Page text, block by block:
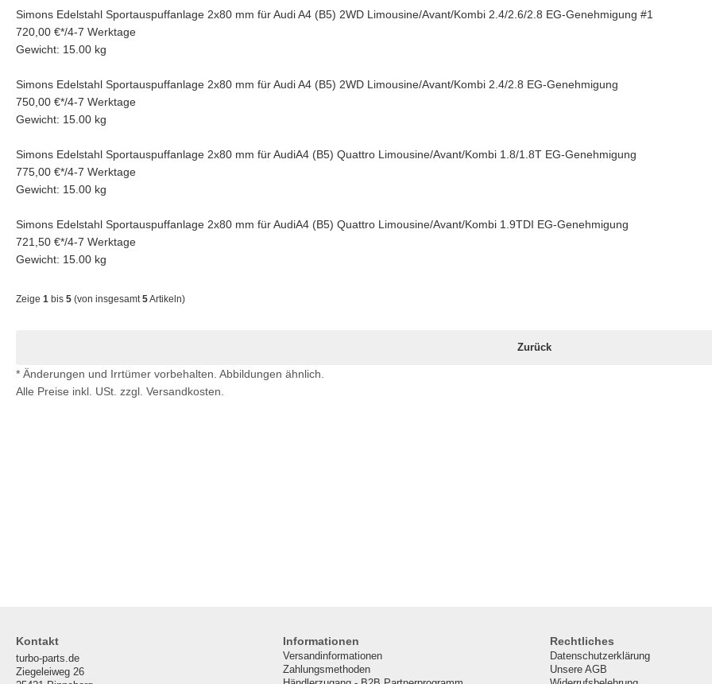
Simons Edelstahl Sportauspuffanlage 2x80 mm für Audi A4 (B5) 2WD Limousine/Avant/Kombi 2.4/2.6/2.8 EG-Genehmigung #1
720,00 €*/4-7 Werktage
Gewicht: 15.00 kg
Simons Edelstahl Sportauspuffanlage 2x80 mm für Audi A4 (B5) 2WD Limousine/Avant/Kombi 2.4/2.8 EG-Genehmigung
750,00 €*/4-7 Werktage
Gewicht: 15.00 kg
Simons Edelstahl Sportauspuffanlage 2x80 mm für AudiA4 (B5) Quattro Limousine/Avant/Kombi 1.8/1.8T EG-Genehmigung
775,00 €*/4-7 Werktage
Gewicht: 15.00 kg
Simons Edelstahl Sportauspuffanlage 2x80 mm für AudiA4 (B5) Quattro Limousine/Avant/Kombi 1.9TDI EG-Genehmigung
721,50 €*/4-7 Werktage
Gewicht: 15.00 kg
Zeige 1 bis 5 (von insgesamt5Artikeln)
Zurück
* Änderungen und Irrtümer vorbehalten. Abbildungen ähnlich.
Alle Preise inkl. USt. zzgl. Versandkosten.
Kontakt
turbo-parts.de
Ziegeleiweg 26
Informationen
Versandinformationen
Zahlungsmethoden
Rechtliches
Datenschutzerklärung
Unsere AGB